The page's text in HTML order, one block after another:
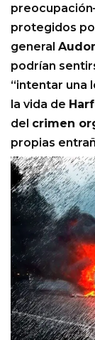
protegidos
general
podrían
“intentar una
la vida de
del crimen
propias